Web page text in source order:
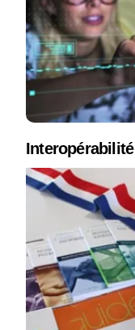
Interopérabilité